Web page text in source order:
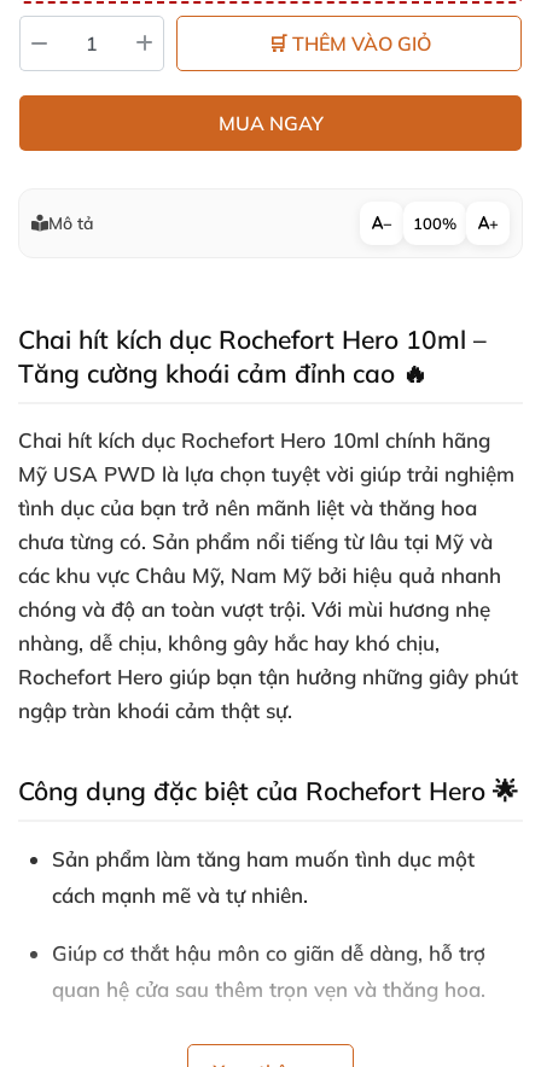
🛒 THÊM VÀO GIỎ
MUA NGAY
Mô tả − 100% +
Chai hít kích dục Rochefort Hero 10ml –
Tăng cường khoái cảm đỉnh cao 🔥
Chai hít kích dục Rochefort Hero 10ml chính hãng
Mỹ USA PWD là lựa chọn tuyệt vời giúp trải nghiệm
tình dục của bạn trở nên mãnh liệt và thăng hoa
chưa từng có. Sản phẩm nổi tiếng từ lâu tại Mỹ và
các khu vực Châu Mỹ, Nam Mỹ bởi hiệu quả nhanh
chóng và độ an toàn vượt trội. Với mùi hương nhẹ
nhàng, dễ chịu, không gây hắc hay khó chịu,
Rochefort Hero giúp bạn tận hưởng những giây phút
ngập tràn khoái cảm thật sự.
Công dụng đặc biệt của Rochefort Hero 🌟
Sản phẩm làm tăng ham muốn tình dục một
cách mạnh mẽ và tự nhiên.
Giúp cơ thắt hậu môn co giãn dễ dàng, hỗ trợ
quan hệ cửa sau thêm trọn vẹn và thăng hoa.
Kéo dài thời gian phê pha, tạo cảm giác cực